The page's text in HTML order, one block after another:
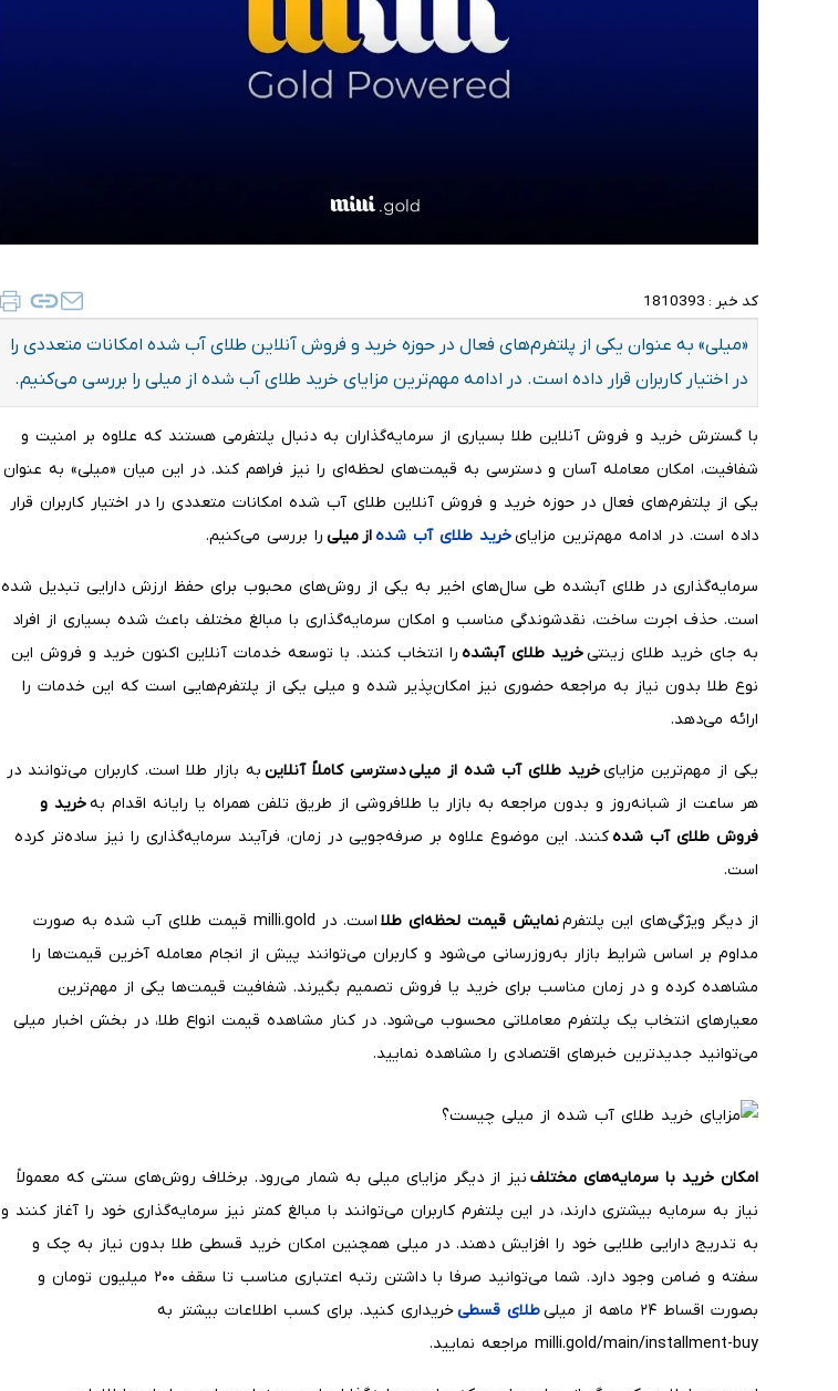
کد خبر : 1810393
«میلی» به عنوان یکی از پلتفرم‌های فعال در حوزه خرید و فروش آنلاین طلای آب شده امکانات متعددی را
در اختیار کاربران قرار داده است. در ادامه مهم‌ترین مزایای خرید طلای آب شده از میلی را بررسی می‌کنیم.
با گسترش خرید و فروش آنلاین طلا بسیاری از سرمایه‌گذاران به دنبال پلتفرمی هستند که علاوه بر امنیت و
شفافیت، امکان معامله آسان و دسترسی به قیمت‌های لحظه‌ای را نیز فراهم کند. در این میان «میلی» به عنوان
یکی از پلتفرم‌های فعال در حوزه خرید و فروش آنلاین طلای آب شده امکانات متعددی را در اختیار کاربران قرار
داده است. در ادامه مهم‌ترین مزایایخرید طلای آب شده ازمیلی را بررسی می‌کنیم.
سرمایه‌گذاری در طلای آبشده طی سال‌های اخیر به یکی از روش‌های محبوب برای حفظ ارزش دارایی تبدیل شده
است. حذف اجرت ساخت، نقدشوندگی مناسب و امکان سرمایه‌گذاری با مبالغ مختلف باعث شده بسیاری از افراد
به جای خرید طلای زینتیخرید طلای آبشده را انتخاب کنند. با توسعه خدمات آنلاین اکنون خرید و فروش این
نوع طلا بدون نیاز به مراجعه حضوری نیز امکان‌پذیر شده و میلی یکی از پلتفرم‌هایی است که این خدمات را
ارائه می‌دهد.
یکی از مهم‌ترین مزایایخرید طلای آب شده از میلیدسترسی کاملاً آنلاین به بازار طلا است. کاربران می‌توانند در
هر ساعت از شبانه‌روز و بدون مراجعه به بازار یا طلافروشی از طریق تلفن همراه یا رایانه اقدام بهخرید و
فروش طلای آب شده کنند. این موضوع علاوه بر صرفه‌جویی در زمان، فرآیند سرمایه‌گذاری را نیز ساده‌تر کرده
است.
از دیگر ویژگی‌های این پلتفرمنمایش قیمت لحظه‌ای طلا
است. در milli.gold قیمت طلای آب شده به صورت
مداوم بر اساس شرایط بازار به‌روزرسانی می‌شود و کاربران می‌توانند پیش از انجام معامله آخرین قیمت‌ها را
مشاهده کرده و در زمان مناسب برای خرید یا فروش تصمیم بگیرند. شفافیت قیمت‌ها یکی از مهم‌ترین
معیارهای انتخاب یک پلتفرم معاملاتی محسوب می‌شود. در کنار مشاهده قیمت انواع طلا، در بخش اخبار میلی
می‌توانید جدیدترین خبرهای اقتصادی را مشاهده نمایید.
امکان خرید با سرمایه‌های مختلف نیز از دیگر مزایای میلی به شمار می‌رود. برخلاف روش‌های سنتی که معمولاً
نیاز به سرمایه بیشتری دارند، در این پلتفرم کاربران می‌توانند با مبالغ کمتر نیز سرمایه‌گذاری خود را آغاز کنند و
به تدریج دارایی طلایی خود را افزایش دهند. در میلی همچنین امکان خرید قسطی طلا بدون نیاز به چک و
سفته و ضامن وجود دارد. شما می‌توانید صرفا با داشتن رتبه اعتباری مناسب تا سقف ۲۰۰ میلیون تومان و
بصورت اقساط ۲۴ ماهه از میلی
طلای قسطیخریداری کنید. برای کسب اطلاعات بیشتر به
milli.gold/main/installment-buy مراجعه نمایید.